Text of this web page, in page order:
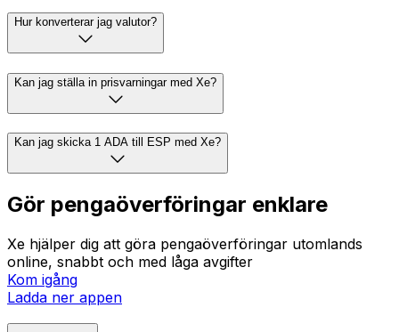
Hur konverterar jag valutor?
Kan jag ställa in prisvarningar med Xe?
Kan jag skicka 1 ADA till ESP med Xe?
Gör pengaöverföringar enklare
Xe hjälper dig att göra pengaöverföringar utomlands
online, snabbt och med låga avgifter
Kom igång
Ladda ner appen